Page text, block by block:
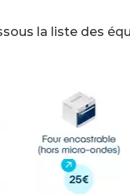
la liste des